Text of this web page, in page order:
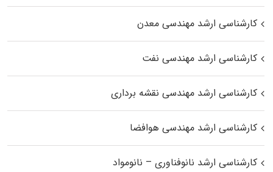
کارشناسی ارشد مهندسی معدن
کارشناسی ارشد مهندسی نفت
کارشناسی ارشد مهندسی نقشه برداری
کارشناسی ارشد مهندسی هوافضا
کارشناسی ارشد نانوفناوری – نانومواد